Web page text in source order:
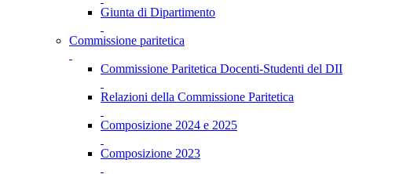
Giunta di Dipartimento
Commissione paritetica
Commissione Paritetica Docenti-Studenti del DII
Relazioni della Commissione Paritetica
Composizione 2024 e 2025
Composizione 2023